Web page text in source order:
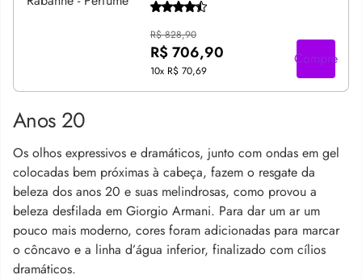
R$ 828,90
R$ 706,90
10x R$ 70,69
Compre
Anos 20
Os olhos expressivos e dramáticos, junto com ondas em gel
colocadas bem próximas à cabeça, fazem o resgate da
beleza dos anos 20 e suas melindrosas, como provou a
beleza desfilada em Giorgio Armani. Para dar um ar um
pouco mais moderno, cores foram adicionadas para marcar
o côncavo e a linha d’água inferior, finalizado com cílios
dramáticos.